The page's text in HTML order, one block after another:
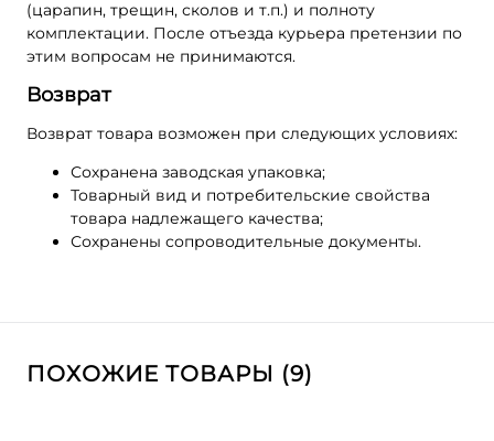
(царапин, трещин, сколов и т.п.) и полноту
комплектации. После отъезда курьера претензии по
этим вопросам не принимаются.
Возврат
Возврат товара возможен при следующих условиях:
Сохранена заводская упаковка;
Товарный вид и потребительские свойства
товара надлежащего качества;
Сохранены сопроводительные документы.
ПОХОЖИЕ ТОВАРЫ (9)